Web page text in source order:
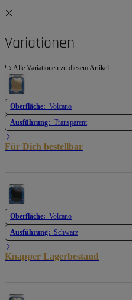
Variationen
Alle Variationen zu diesem Artikel
Oberfläche: Volcano
Ausführung: Transparent
Für Dich bestellbar
Oberfläche: Volcano
Ausführung: Schwarz
Knapper Lagerbestand